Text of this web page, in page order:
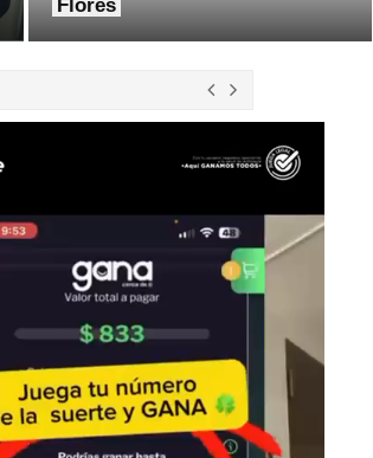
Flores